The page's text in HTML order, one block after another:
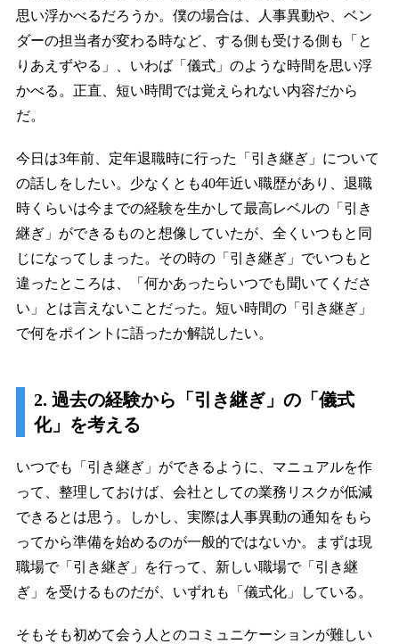
思い浮かべるだろうか。僕の場合は、人事異動や、ベン
ダーの担当者が変わる時など、する側も受ける側も「と
りあえずやる」、いわば「儀式」のような時間を思い浮
かべる。正直、短い時間では覚えられない内容だから
だ。
今日は3年前、定年退職時に行った「引き継ぎ」について
の話しをしたい。少なくとも40年近い職歴があり、退職
時くらいは今までの経験を生かして最高レベルの「引き
継ぎ」ができるものと想像していたが、全くいつもと同
じになってしまった。その時の「引き継ぎ」でいつもと
違ったところは、「何かあったらいつでも聞いてくださ
い」とは言えないことだった。短い時間の「引き継ぎ」
で何をポイントに語ったか解説したい。
2. 過去の経験から「引き継ぎ」の「儀式
化」を考える
いつでも「引き継ぎ」ができるように、マニュアルを作
って、整理しておけば、会社としての業務リスクが低減
できるとは思う。しかし、実際は人事異動の通知をもら
ってから準備を始めるのが一般的ではないか。まずは現
職場で「引き継ぎ」を行って、新しい職場で「引き継
ぎ」を受けるものだが、いずれも「儀式化」している。
そもそも初めて会う人とのコミュニケーションが難しい